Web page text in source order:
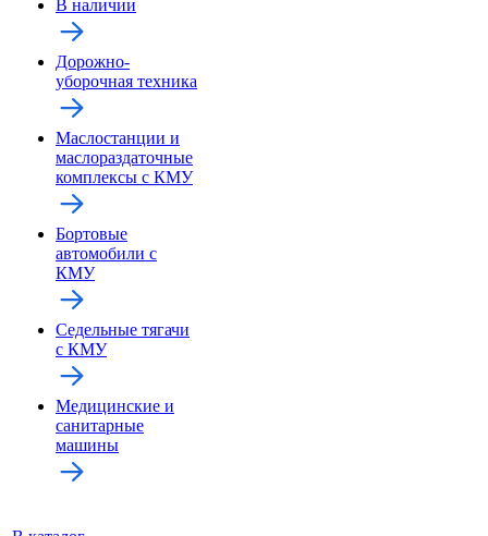
В наличии
Дорожно-
уборочная техника
Маслостанции и
маслораздаточные
комплексы с КМУ
Бортовые
автомобили с
КМУ
Седельные тягачи
с КМУ
Медицинские и
санитарные
машины